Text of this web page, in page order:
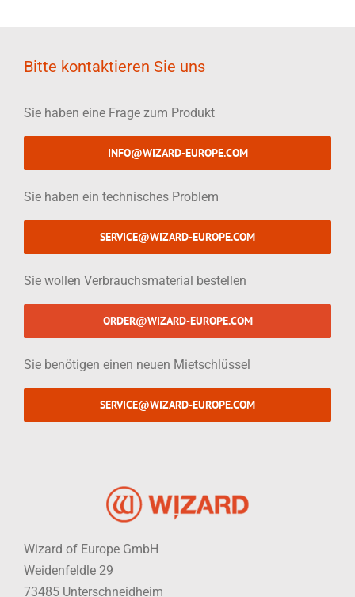
Bitte kontaktieren Sie uns
Sie haben eine Frage zum Produkt
INFO@WIZARD-EUROPE.COM
Sie haben ein technisches Problem
SERVICE@WIZARD-EUROPE.COM
Sie wollen Verbrauchsmaterial bestellen
ORDER@WIZARD-EUROPE.COM
Sie benötigen einen neuen Mietschlüssel
SERVICE@WIZARD-EUROPE.COM
Wizard of Europe GmbH
Weidenfeldle 29
73485 Unterschneidheim